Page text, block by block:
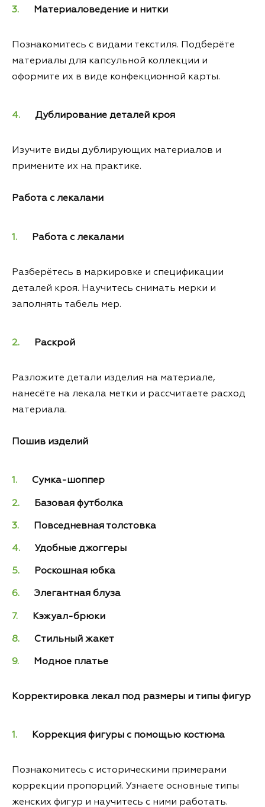
Материаловедение и нитки
Познакомитесь с видами текстиля. Подберёте
материалы для капсульной коллекции и
оформите их в виде конфекционной карты.
Дублирование деталей кроя
Изучите виды дублирующих материалов и
примените их на практике.
Работа с лекалами
Работа с лекалами
Разберётесь в маркировке и спецификации
деталей кроя. Научитесь снимать мерки и
заполнять табель мер.
Раскрой
Разложите детали изделия на материале,
нанесёте на лекала метки и рассчитаете расход
материала.
Пошив изделий
Сумка-шоппер
Базовая футболка
Повседневная толстовка
Удобные джоггеры
Роскошная юбка
Элегантная блуза
Кэжуал-брюки
Стильный жакет
Модное платье
Корректировка лекал под размеры и типы фигур
Коррекция фигуры с помощью костюма
Познакомитесь с историческими примерами
коррекции пропорций. Узнаете основные типы
женских фигур и научитесь с ними работать.